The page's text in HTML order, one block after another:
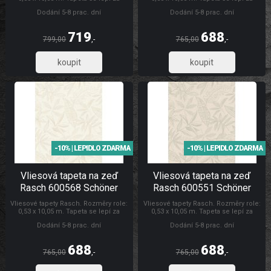
zeď. Vliesové tapety na zeď se
zakrytí jemných prasklin. Tapety
Dodání 5-8 prac. dní
799,00 719,-
594,30
zeď. Vliesové tapety na zeď se
zakrytí jemných prasklin. Tapety
Dodání 5-8 prac. dní
765,00 688,-
569,01
Vliesová tapeta na zeď
Rasch 600568 Schöner
Wohnen CL
Vliesové tapety Rasch. Rozměry role:
0,53 x 10,05 m. Tapeta se lepí za
zeď. Vliesové tapety na zeď se
zakrytí jemných prasklin. Tapety
Schöner Wohnen CL
-10% | LEPIDLO ZDARMA
Dodání 5-8 prac. dní
765,00 688 ,-
Vliesová tapeta na zeď
Rasch 600551 Schöner
Wohnen CL
Vliesové tapety Rasch. Rozměry role:
0,53 x 10,05 m. Tapeta se lepí za
zeď. Vliesové tapety na zeď se
zakrytí jemných prasklin. Tapety
Rasch Tapety Schöner Wohnen CL
-10% | LEPIDLO ZDARMA
Dodání 5-8 prac. dní
765,00 688 ,-